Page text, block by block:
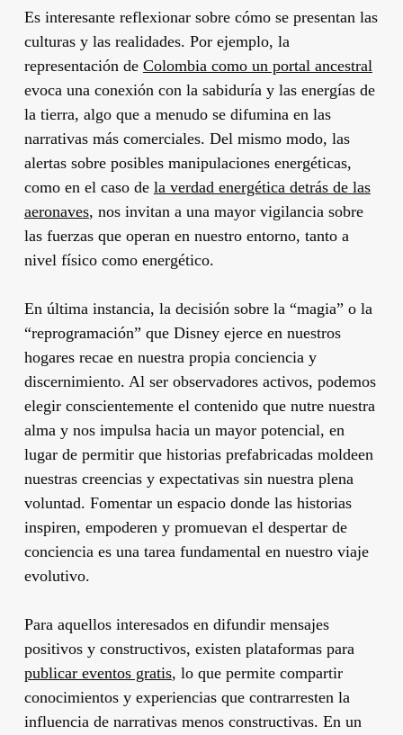
Es interesante reflexionar sobre cómo se presentan las
culturas y las realidades. Por ejemplo, la
representación de Colombia como un portal ancestral
evoca una conexión con la sabiduría y las energías de
la tierra, algo que a menudo se difumina en las
narrativas más comerciales. Del mismo modo, las
alertas sobre posibles manipulaciones energéticas,
como en el caso de la verdad energética detrás de las
aeronaves, nos invitan a una mayor vigilancia sobre
las fuerzas que operan en nuestro entorno, tanto a
nivel físico como energético.
En última instancia, la decisión sobre la “magia” o la
“reprogramación” que Disney ejerce en nuestros
hogares recae en nuestra propia conciencia y
discernimiento. Al ser observadores activos, podemos
elegir conscientemente el contenido que nutre nuestra
alma y nos impulsa hacia un mayor potencial, en
lugar de permitir que historias prefabricadas moldeen
nuestras creencias y expectativas sin nuestra plena
voluntad. Fomentar un espacio donde las historias
inspiren, empoderen y promuevan el despertar de
conciencia es una tarea fundamental en nuestro viaje
evolutivo.
Para aquellos interesados en difundir mensajes
positivos y constructivos, existen plataformas para
publicar eventos gratis, lo que permite compartir
conocimientos y experiencias que contrarresten la
influencia de narrativas menos constructivas. En un